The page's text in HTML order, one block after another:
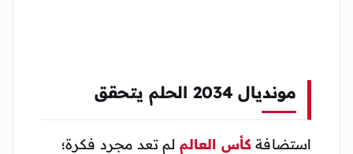
مونديال 2034 الحلم يتحقق
استضافةكأس العالم لم تعد مجرد فكرة؛